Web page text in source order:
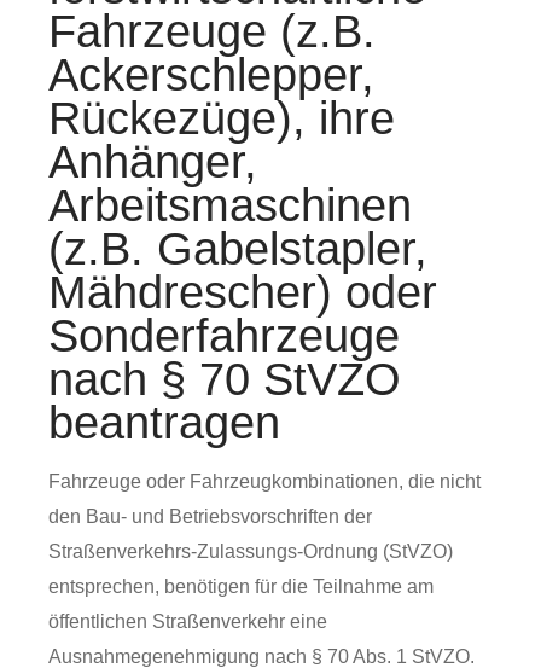
Fahrzeuge (z.B.
Ackerschlepper,
Rückezüge), ihre
Anhänger,
Arbeitsmaschinen
(z.B. Gabelstapler,
Mähdrescher) oder
Sonderfahrzeuge
nach § 70 StVZO
beantragen
Fahrzeuge oder Fahrzeugkombinationen, die nicht
den Bau- und Betriebsvorschriften der
Straßenverkehrs-Zulassungs-Ordnung (StVZO)
entsprechen, benötigen für die Teilnahme am
öffentlichen Straßenverkehr eine
Ausnahmegenehmigung nach § 70 Abs. 1 StVZO.